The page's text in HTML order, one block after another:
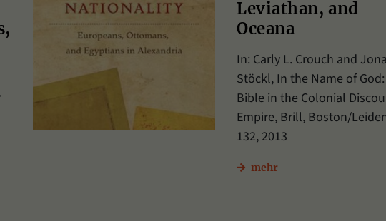
Leviathan, and
Oceana
In: Carly L. Crouch and
Stöckl, In the Name of
Bible in the Colonial
Empire, Brill, Boston/
132, 2013
mehr